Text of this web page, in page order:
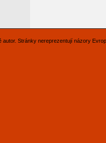
Stránky nereprezentují názory